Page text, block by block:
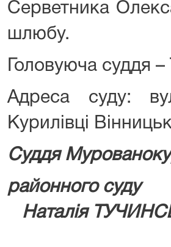
Серветника
шлюбу.
Головуюча суддя
Адреса суду:
Курилівці
Суддя
Наталія